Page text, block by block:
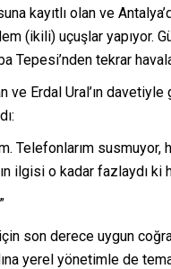
kayıtlı olan ve
(ikili) uçuşlar yapıyor.
Tepesi’nden tekrar
ve Erdal Ural’ın
Telefonlarım susmuyor,
ilgisi o kadar fazlaydı ki
son derece uygun
yerel yönetimle de